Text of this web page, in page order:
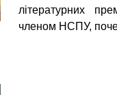
літературних
членом НСПУ,